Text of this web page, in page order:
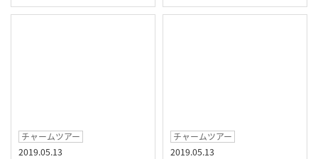
チャームツアー
2019.05.13
チャームツアー
2019.05.13